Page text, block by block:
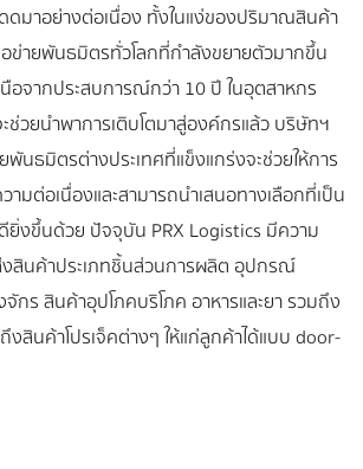
ดดมาอย่างต่อเนื่อง ทั้งในแง่ของปริมาณสินค้า
อข่ายพันธมิตรทั่วโลกที่กำลังขยายตัวมากขึ้น
อจากประสบการณ์กว่า 10 ปี ในอุตสาหกร
วยนำพาการเติบโตมาสู่องค์กรแล้ว บริษัทฯ
พันธมิตรต่างประเทศที่แข็งแกร่งจะช่วยให้การ
มต่อเนื่องและสามารถนำเสนอทางเลือกที่เป็น
ยิ่งขึ้นด้วย ปัจจุบัน PRX Logistics มีความ
สินค้าประเภทชิ้นส่วนการผลิต อุปกรณ์
กร สินค้าอุปโภคบริโภค อาหารและยา รวมถึง
สินค้าโปรเจ็คต่างๆ ให้แก่ลูกค้าได้แบบ door-